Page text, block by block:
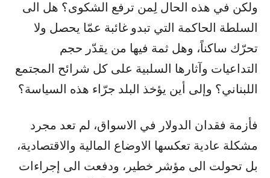
ولكن في هذه الحال لِمن ترفع الشكوى؟ هل الى
السلطة الحاكمة التي تبدو غائبة عمّا يحصل ولا
تحرّك ساكناً، وهل ثمة فيها من يقدّر حجم
التداعيات وآثارها السلبية على كل شرائح المجتمع
اللبناني؟ وإلى أين يؤخذ البلد جرّاء هذه السياسة؟
فأزمة فقدان الدولار في الاسواق، لم تعد مجرد
مشكلة عادية تعكسها الاوضاع المالية والاقتصادية،
بل تحولت الى مؤشر خطير، ودفعت الى إجراءات